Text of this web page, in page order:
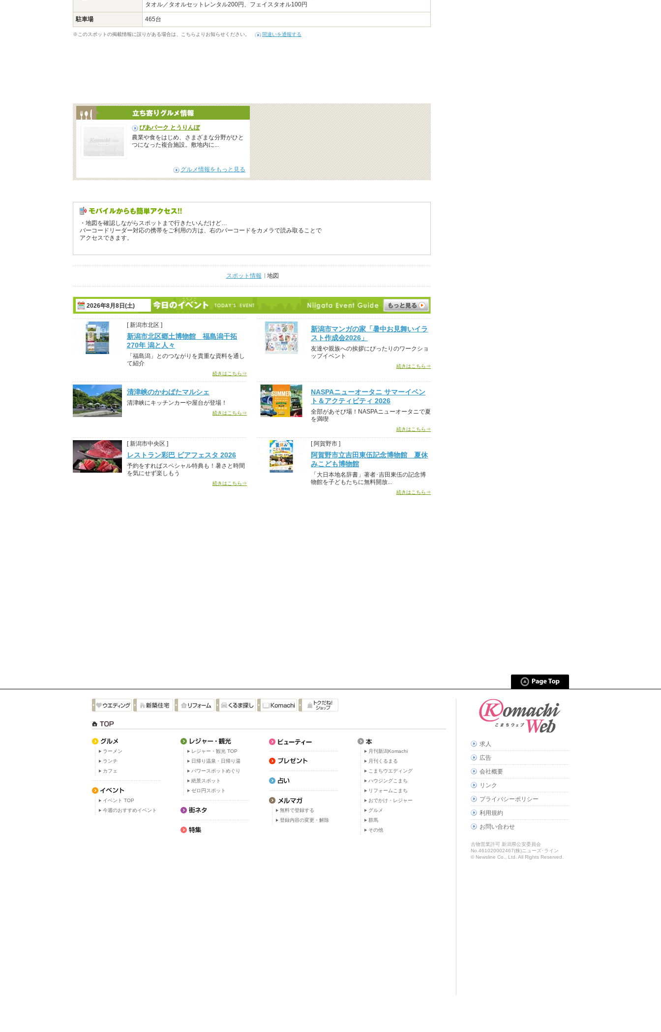
タオル／タオルセットレンタル200円、フェイスタオル100円
駐車場 465台
※このスポットの掲載情報に誤りがある場合は、こちらよりお知らせください。 間違いを通報する
ぴあパーク とうりんぼ
農業や食をはじめ、さまざまな分野がひと
つになった複合施設。敷地内に...
グルメ情報をもっと見る
・地図を確認しながらスポットまで行きたいんだけど…
バーコードリーダー対応の携帯をご利用の方は、右のバーコードをカメラで読み取ることで
アクセスできます。
スポット情報 地図
2026年8月8日(土)
[ 新潟市北区 ]
新潟市北区郷土博物館 福島潟干拓
270年 潟と人々
「福島潟」とのつながりを貴重な資料を通し
て紹介
続きはこちら⇒
新潟市マンガの家「暑中お見舞いイラ
スト作成会2026」
友達や親族への挨拶にぴったりのワークショ
ップイベント
続きはこちら⇒
清津峡のかわばたマルシェ
清津峡にキッチンカーや屋台が登場！
続きはこちら⇒
NASPAニューオータニ サマーイベン
ト＆アクティビティ 2026
全部があそび場！NASPAニューオータニで夏
を満喫
続きはこちら⇒
[ 新潟市中央区 ]
レストラン彩巴 ビアフェスタ 2026
予約をすればスペシャル特典も！暑さと時間
を気にせず楽しもう
続きはこちら⇒
[ 阿賀野市 ]
阿賀野市立吉田東伍記念博物館 夏休
みこども博物館
「大日本地名辞書」著者･吉田東伍の記念博
物館を子どもたちに無料開放...
続きはこちら⇒
ラーメン
ランチ
カフェ
イベント TOP
今週のおすすめイベント
レジャー・観光 TOP
日帰り温泉・日帰り湯
パワースポットめぐり
絶景スポット
ゼロ円スポット
無料で登録する
登録内容の変更・解除
月刊新潟Komachi
月刊くるまる
こまちウエディング
ハウジングこまち
リフォームこまち
おでかけ・レジャー
グルメ
群馬
その他
求人
広告
会社概要
リンク
プライバシーポリシー
利用規約
お問い合わせ
古物営業許可 新潟県公安委員会
No.461020002467(株)ニューズ･ライン
© Newsline Co., Ltd. All Rights Reserved.